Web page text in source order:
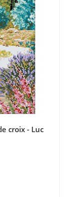
croix - Luc